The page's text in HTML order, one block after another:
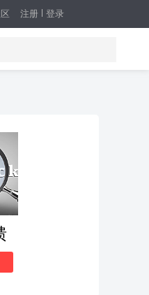
注册 登录